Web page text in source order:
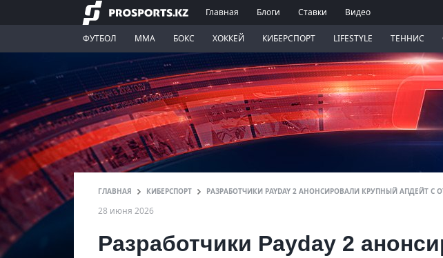
Главная Блоги Ставки Видео
ФУТБОЛ ММА БОКС ХОККЕЙ КИБЕРСПОРТ LIFESTYLE ТЕННИС
ГЛАВНАЯ КИБЕРСПОРТ РАЗРАБОТЧИКИ PAYDAY 2 АНОНСИРОВАЛИ КРУПНЫЙ АПДЕЙТ С
28 июня 2026
Разработчики Payday 2